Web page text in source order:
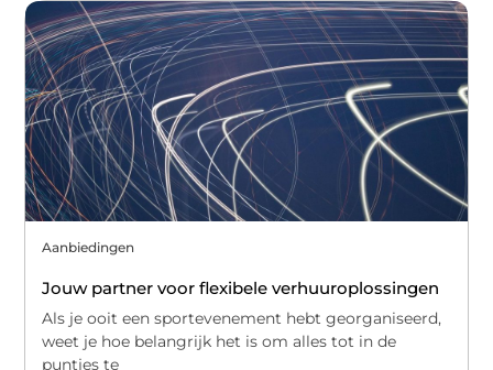
Aanbiedingen
Jouw partner voor flexibele verhuuroplossingen
Als je ooit een sportevenement hebt georganiseerd,
weet je hoe belangrijk het is om alles tot in de
puntjes te